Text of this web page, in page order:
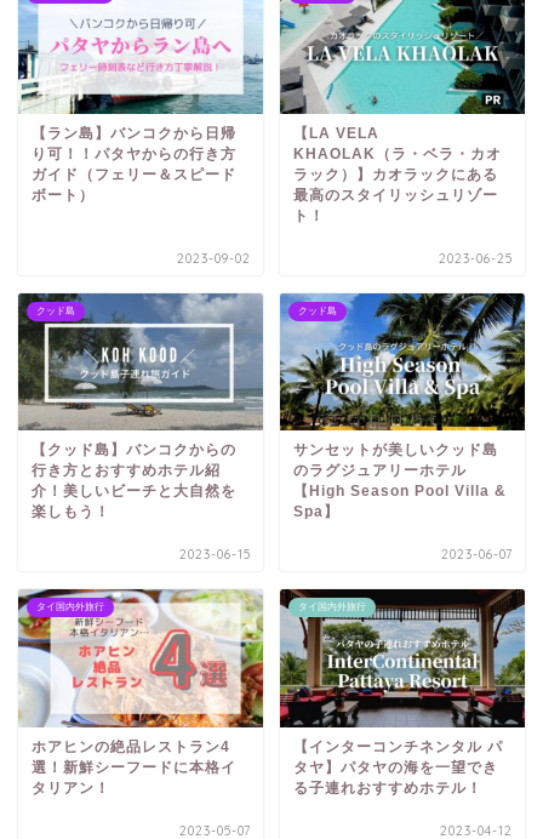
【ラン島】バンコクから日帰
り可！！パタヤからの行き方
ガイド（フェリー＆スピード
ボート）
2023-09-02
【LA VELA
KHAOLAK（ラ・ベラ・カオ
ラック）】カオラックにある
最高のスタイリッシュリゾー
ト！
2023-06-25
クッド島
【クッド島】バンコクからの
行き方とおすすめホテル紹
介！美しいビーチと大自然を
楽しもう！
2023-06-15
クッド島
サンセットが美しいクッド島
のラグジュアリーホテル
【High Season Pool Villa &
Spa】
2023-06-07
タイ国内外旅行
ホアヒンの絶品レストラン4
選！新鮮シーフードに本格イ
タリアン！
2023-05-07
タイ国内外旅行
【インターコンチネンタル パ
タヤ】パタヤの海を一望でき
る子連れおすすめホテル！
2023-04-12